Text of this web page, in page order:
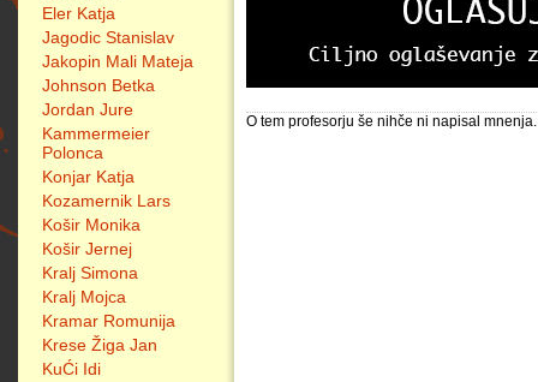
Eler Katja
Jagodic Stanislav
Jakopin Mali Mateja
Johnson Betka
Jordan Jure
Kammermeier
Polonca
Konjar Katja
Kozamernik Lars
Košir Monika
Košir Jernej
Kralj Simona
Kralj Mojca
Kramar Romunija
Krese Žiga Jan
KuĆi Idi
O tem profesorju še nihče ni napisal mnenja.